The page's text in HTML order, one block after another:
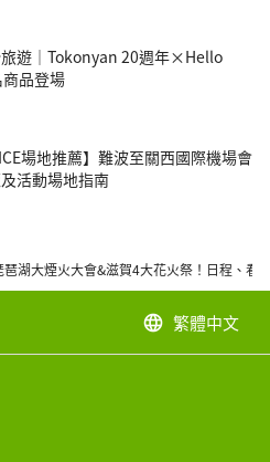
遊｜Tokonyan 20週年×Hello
品登場
場地推薦】難波至關西國際機場會
活動場地指南
琶湖大煙火大會&滋賀4大花火祭！日程、看
language 繁體中文